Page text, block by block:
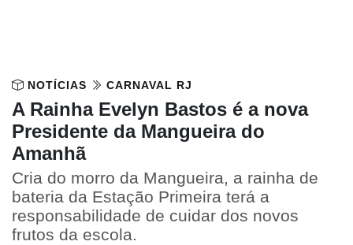
NOTÍCIAS CARNAVAL RJ
A Rainha Evelyn Bastos é a nova
Presidente da Mangueira do
Amanhã
Cria do morro da Mangueira, a rainha de
bateria da Estação Primeira terá a
responsabilidade de cuidar dos novos
frutos da escola.